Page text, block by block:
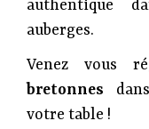
authentique
auberges.
Venez vous
bretonnes
votre table !